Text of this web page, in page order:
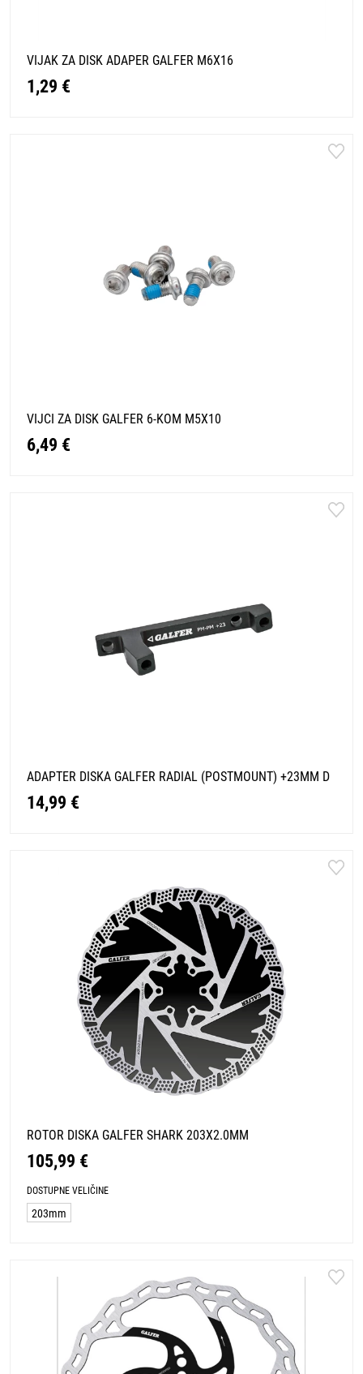
VIJAK ZA DISK ADAPER GALFER M6X16
1,29 €
VIJCI ZA DISK GALFER 6-KOM M5X10
6,49 €
ADAPTER DISKA GALFER RADIAL (POSTMOUNT) +23MM D
14,99 €
ROTOR DISKA GALFER SHARK 203X2.0MM
105,99 €
DOSTUPNE VELIČINE
203mm